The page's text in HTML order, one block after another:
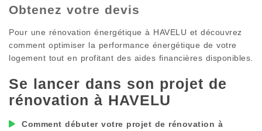
Obtenez votre devis
Pour une rénovation énergétique à HAVELU et découvrez
comment optimiser la performance énergétique de votre
logement tout en profitant des aides financières disponibles.
Se lancer dans son projet de
rénovation à HAVELU
Comment débuter votre projet de rénovation à